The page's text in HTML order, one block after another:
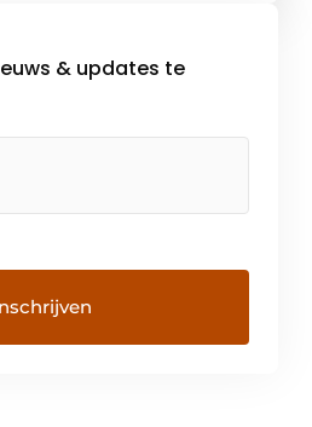
& updates te